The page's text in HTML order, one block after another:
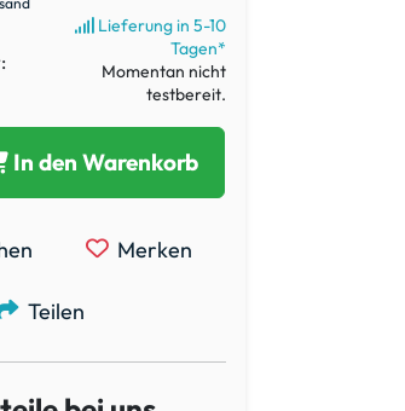
Lieferung in 5-10
Tagen*
Momentan nicht
testbereit.
In den Warenkorb
Merken
Teilen